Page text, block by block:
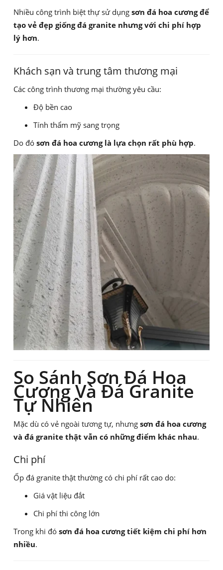
Nhiều công trình biệt thự sử dụng sơn đá hoa cương để
tạo vẻ đẹp giống đá granite nhưng với chi phí hợp
lý hơn.
Khách sạn và trung tâm thương mại
Các công trình thương mại thường yêu cầu:
Độ bền cao
Tính thẩm mỹ sang trọng
Do đó sơn đá hoa cương là lựa chọn rất phù hợp.
So Sánh Sơn Đá Hoa
Cương Và Đá Granite
Tự Nhiên
Mặc dù có vẻ ngoài tương tự, nhưng sơn đá hoa cương
và đá granite thật vẫn có những điểm khác nhau.
Chi phí
Ốp đá granite thật thường có chi phí rất cao do:
Giá vật liệu đắt
Chi phí thi công lớn
Trong khi đó sơn đá hoa cương tiết kiệm chi phí hơn
nhiều.